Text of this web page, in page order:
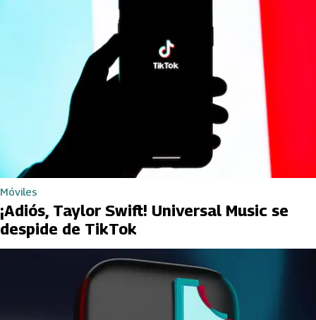
Móviles
¡Adiós, Taylor Swift! Universal Music se
despide de TikTok